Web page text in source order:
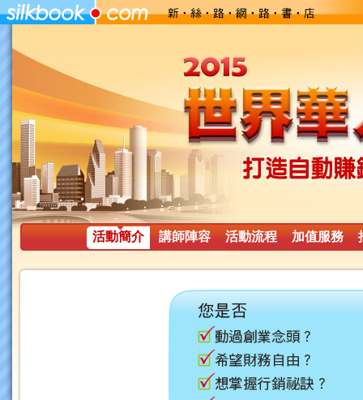
活動簡介 講師陣容 活動流程 加值服務